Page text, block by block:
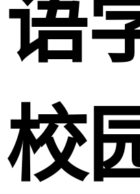
语
校